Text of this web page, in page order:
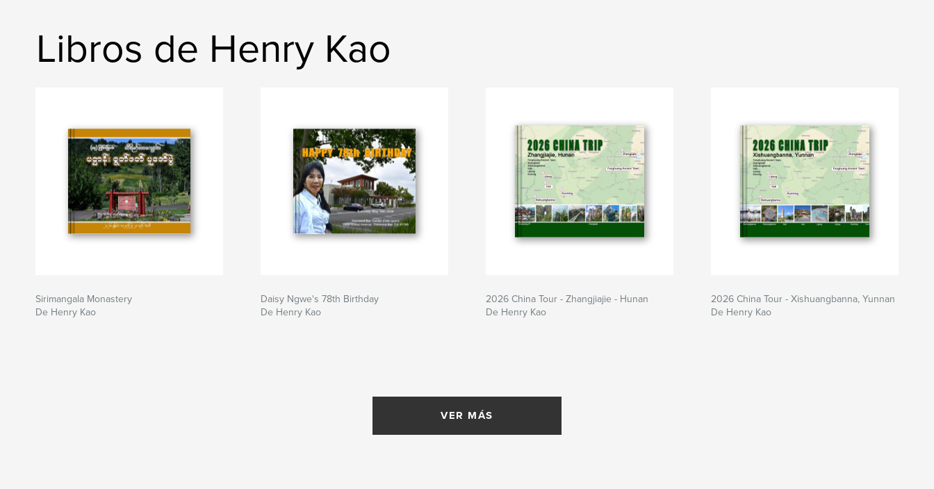
Libros de Henry Kao
Sirimangala Monastery
De Henry Kao
Daisy Ngwe's 78th Birthday
De Henry Kao
2026 China Tour - Zhangjiajie - Hunan
De Henry Kao
2026 China Tour - Xishuangbanna, Yunnan
De Henry Kao
VER MÁS